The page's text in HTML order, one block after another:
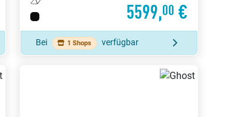
5599,00 €
Bei 1 Shops verfügbar